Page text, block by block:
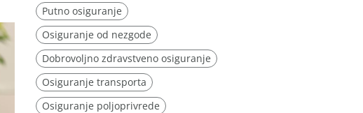
Putno osiguranje
Osiguranje od nezgode
Dobrovoljno zdravstveno osiguranje
Osiguranje transporta
Osiguranje poljoprivrede